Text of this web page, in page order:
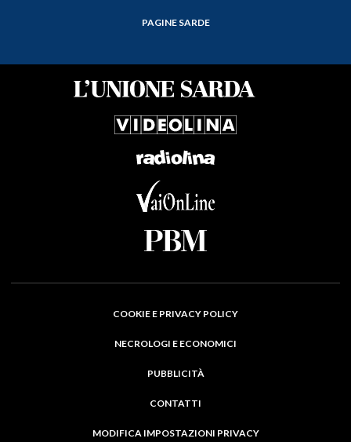
PAGINE SARDE
COOKIE E PRIVACY POLICY
NECROLOGI E ECONOMICI
PUBBLICITÀ
CONTATTI
MODIFICA IMPOSTAZIONI PRIVACY